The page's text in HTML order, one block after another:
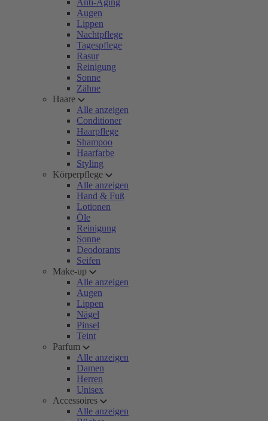
Anti-Aging
Augen
Lippen
Nachtpflege
Tagespflege
Rasur
Reinigung
Sonne
Zähne
Haare
Alle anzeigen
Conditioner
Haarpflege
Shampoo
Haarfarbe
Styling
Körperpflege
Alle anzeigen
Hand & Fuß
Lotionen
Öle
Reinigung
Sonne
Deodorants
Seifen
Make-up
Alle anzeigen
Augen
Lippen
Nägel
Pinsel
Teint
Parfum
Alle anzeigen
Damen
Herren
Unisex
Accessoires
Alle anzeigen